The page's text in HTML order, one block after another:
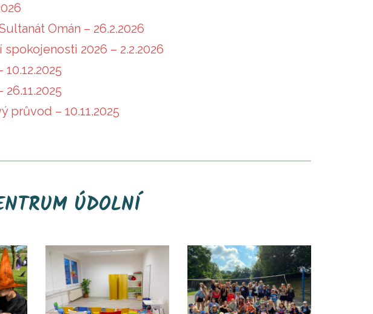
Omán – 26.2.2026
2026 – 2.2.2026
průvod – 10.11.2025
ÚDOLNÍ